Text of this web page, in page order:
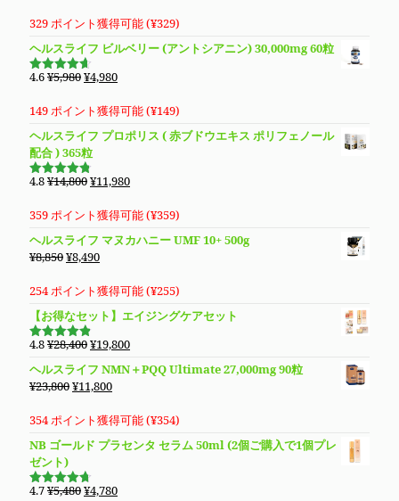
し
で
価
は
¥13,800
し
の
格
で
329 ポイント獲得可能 (¥329)
ヘルスライフ ビルベリー (アントシアニン) 30,000mg 60粒
5段階で
4.6¥5,980元
価
は
¥5,980
で
た。
¥4,980現
の
格
¥4,980
す。
149 ポイント獲得可能 (¥149)
ヘルスライフ プロポリス ( 赤ブドウエキス ポリフェノール
配合 ) 365粒
5段階で
4.8¥14,800元
価
は
¥14,800
し
た。
¥11,980現
の
格
¥11,980
で
す。
359 ポイント獲得可能 (¥359)
ヘルスライフ マヌカハニー UMF 10+ 500g
¥8,850元
価
格
は
¥8,850
し
た。
¥8,490現
の
格
は
で
す。
254 ポイント獲得可能 (¥255)
【お得なセット】エイジングケアセット
5段階で
価
4.8¥28,400元
価
格
¥28,400
で
た。
¥19,800現
の
格
は
¥19,800
ヘルスライフ NMN＋PQQ Ultimate 27,000mg 90粒
¥23,800元
価
は
¥23,800
で
¥11,800現
の
格
¥11,800
354 ポイント獲得可能 (¥354)
NB ゴールド プラセンタ セラム 50ml (2個ご購入で1個プレ
ゼント)
5段階で
4.7¥5,480元
¥4,780現